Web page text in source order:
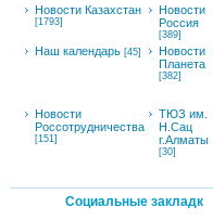
Новости Казахстан
[1793]
Новости
Россия
[389]
Наш календарь [45]
Новости
Планета
[382]
Новости
Россотрудничества
[151]
ТЮЗ им.
Н.Сац
г.Алматы
[30]
Социальные закладк